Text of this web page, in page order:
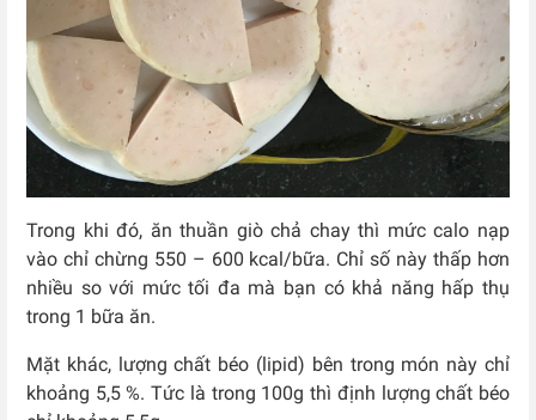
Trong khi đó, ăn thuần giò chả chay thì mức calo nạp
vào chỉ chừng 550 – 600 kcal/bữa. Chỉ số này thấp hơn
nhiều so với mức tối đa mà bạn có khả năng hấp thụ
trong 1 bữa ăn.
Mặt khác, lượng chất béo (lipid) bên trong món này chỉ
khoảng 5,5 %. Tức là trong 100g thì định lượng chất béo